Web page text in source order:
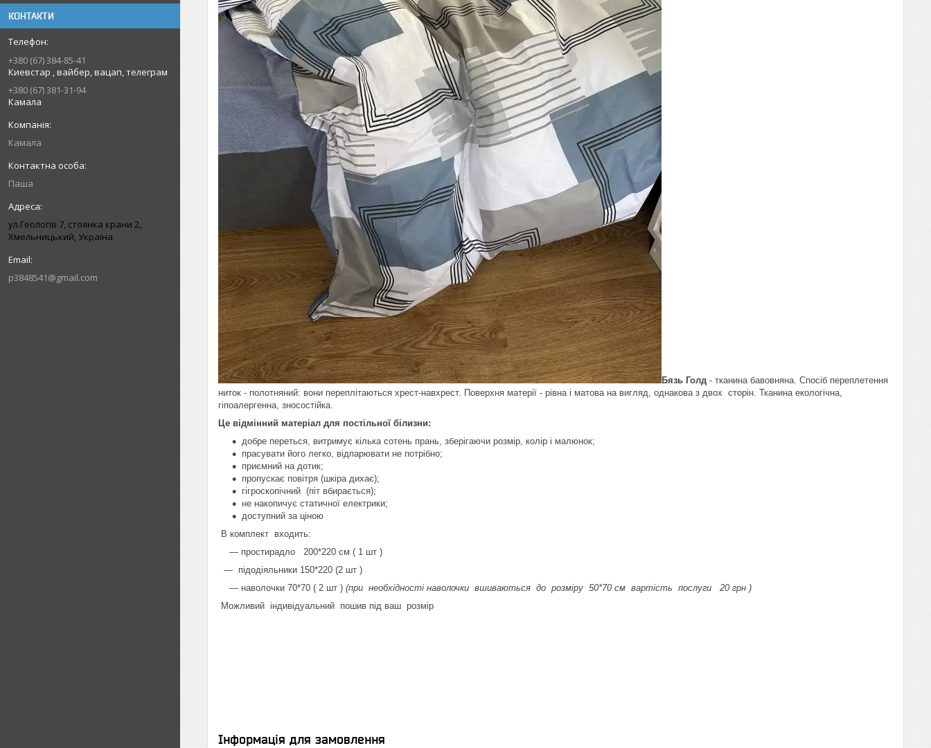
КОНТАКТИ
+380 (67) 384-85-41
Киевстар , вайбер, вацап, телеграм
+380 (67) 381-31-94
Камала
Камала
Паша
ул.Геологів 7, стоянка крани 2,
Хмельницький, Україна
p3848541@gmail.com
Бязь Голд - тканина бавовняна. Спосіб переплетення
ниток - полотняний: вони переплітаються хрест-навхрест. Поверхня матерії - рівна і матова на вигляд, однакова з двох сторін. Тканина екологічна,
гіпоалергенна, зносостійка.
Це відмінний матеріал для постільної білизни:
добре переться, витримує кілька сотень прань, зберігаючи розмір, колір і малюнок;
прасувати його легко, відпарювати не потрібно;
приємний на дотик;
пропускає повітря (шкіра дихає);
гігроскопічний (піт вбирається);
не накопичує статичної електрики;
доступний за ціною
В комплект входить:
― простирадло 200*220 см ( 1 шт )
― підодіяльники 150*220 (2 шт )
― наволочки 70*70 ( 2 шт ) (при необхідності наволочки вшиваються до розміру 50*70 см вартість послуги 20 грн )
Можливий індивідуальний пошив під ваш розмір
Інформація для замовлення